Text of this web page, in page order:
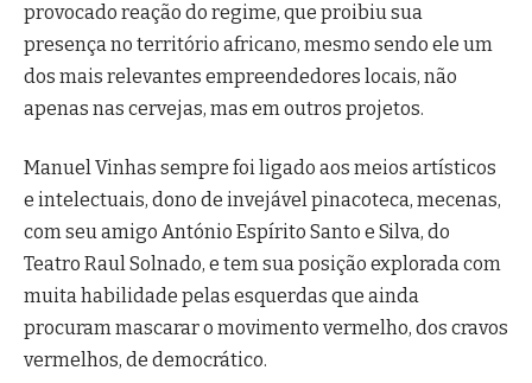
provocado reação do regime, que proibiu sua
presença no território africano, mesmo sendo ele um
dos mais relevantes empreendedores locais, não
apenas nas cervejas, mas em outros projetos.
Manuel Vinhas sempre foi ligado aos meios artísticos
e intelectuais, dono de invejável pinacoteca, mecenas,
com seu amigo António Espírito Santo e Silva, do
Teatro Raul Solnado, e tem sua posição explorada com
muita habilidade pelas esquerdas que ainda
procuram mascarar o movimento vermelho, dos cravos
vermelhos, de democrático.